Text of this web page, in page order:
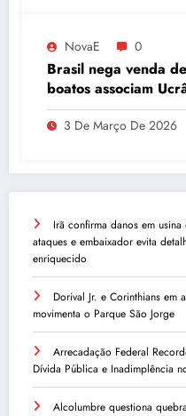
NovaE 0
Brasil nega venda
boatos associam
3 De Março De 2026
Irã confirma danos em
ataques e embaixador evita
enriquecido
Dorival Jr. e Corinthians em
movimenta o Parque São Jorge
Arrecadação Federal
Dívida Pública e Inadimplência
Alcolumbre questiona